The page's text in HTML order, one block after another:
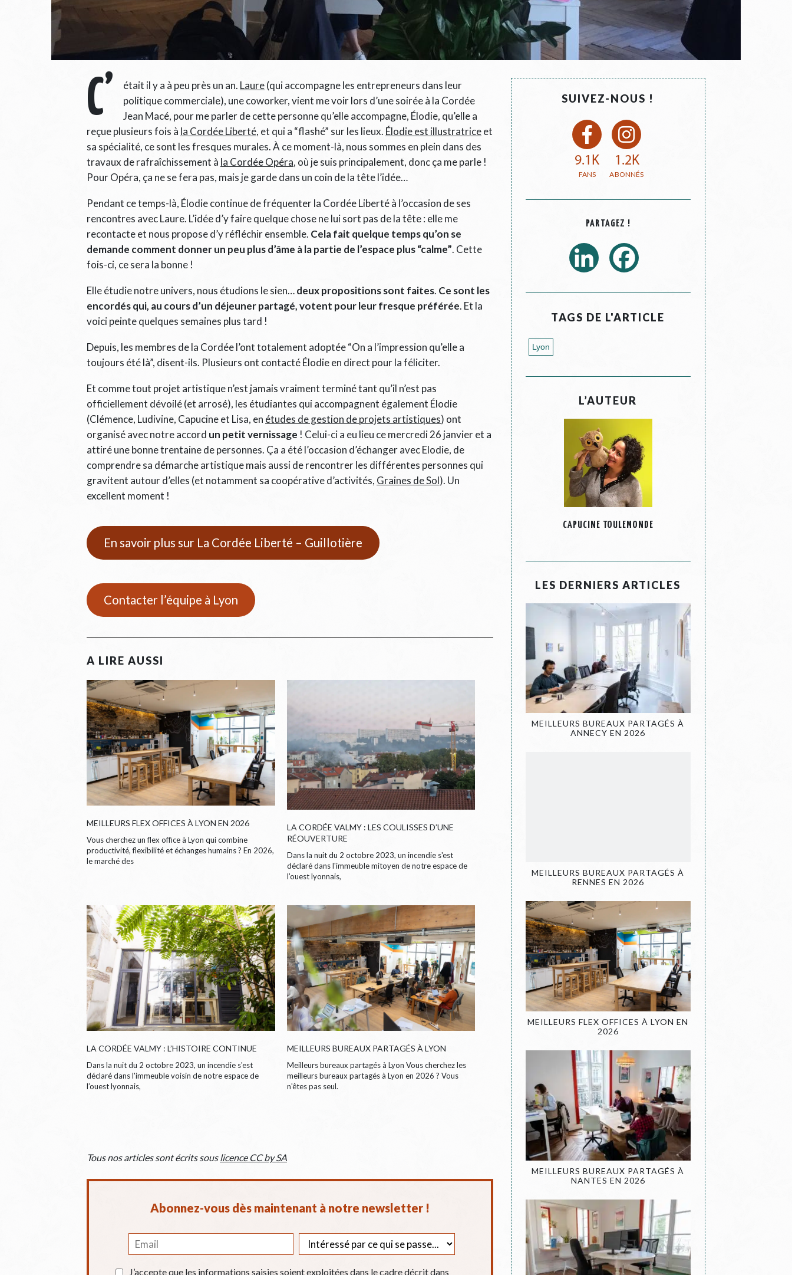
C’ était il y a à peu près un an. Laure(qui accompagne les entrepreneurs dans leur
politique commerciale), une coworker, vient me voir lors d’une soirée à la Cordée
Jean Macé, pour me parler de cette personne qu’elle accompagne, Élodie, qu’elle a
reçue plusieurs fois à la Cordée Liberté, et qui a “flashé” sur les lieux. Élodie est illustratriceet
sa spécialité, ce sont les fresques murales. À ce moment-là, nous sommes en plein dans des
travaux de rafraîchissement à la Cordée Opéra, où je suis principalement, donc ça me parle !
Pour Opéra, ça ne se fera pas, mais je garde dans un coin de la tête l’idée…
Pendant ce temps-là, Élodie continue de fréquenter la Cordée Liberté à l’occasion de ses
rencontres avec Laure. L’idée d’y faire quelque chose ne lui sort pas de la tête : elle me
recontacte et nous propose d’y réfléchir ensemble. Cela fait quelque temps qu’on se
demande comment donner un peu plus d’âme à la partie de l’espace plus “calme”. Cette
fois-ci, ce sera la bonne !
Elle étudie notre univers, nous étudions le sien…deux propositions sont faites. Ce sont les
encordés qui, au cours d’un déjeuner partagé, votent pour leur fresque préférée. Et la
voici peinte quelques semaines plus tard !
Depuis, les membres de la Cordée l’ont totalement adoptée “On a l’impression qu’elle a
toujours été là”, disent-ils. Plusieurs ont contacté Élodie en direct pour la féliciter.
Et comme tout projet artistique n’est jamais vraiment terminé tant qu’il n’est pas
officiellement dévoilé (et arrosé), les étudiantes qui accompagnent également Élodie
(Clémence, Ludivine, Capucine et Lisa, en études de gestion de projets artistiques) ont
organisé avec notre accord un petit vernissage ! Celui-ci a eu lieu ce mercredi 26 janvier et a
attiré une bonne trentaine de personnes. Ça a été l’occasion d’échanger avec Elodie, de
comprendre sa démarche artistique mais aussi de rencontrer les différentes personnes qui
gravitent autour d’elles (et notamment sa coopérative d’activités, Graines de Sol). Un
excellent moment !
En savoir plus sur La Cordée Liberté – Guillotière
Contacter l’équipe à Lyon
MEILLEURS FLEX OFFICES À LYON EN 2026
Vous cherchez un flex office à Lyon qui combine
productivité, flexibilité et échanges humains ? En 2026,
le marché des
LA CORDÉE VALMY : LES COULISSES D’UNE
RÉOUVERTURE
Dans la nuit du 2 octobre 2023, un incendie s'est
déclaré dans l'immeuble mitoyen de notre espace de
l’ouest lyonnais,
LA CORDÉE VALMY : L’HISTOIRE CONTINUE
Dans la nuit du 2 octobre 2023, un incendie s'est
déclaré dans l'immeuble voisin de notre espace de
l’ouest lyonnais,
MEILLEURS BUREAUX PARTAGÉS À LYON
Meilleurs bureaux partagés à Lyon Vous cherchez les
meilleurs bureaux partagés à Lyon en 2026 ? Vous
n'êtes pas seul.
Tous nos articles sont écrits souslicence CC by SA
Abonnez-vous dès maintenant à notre newsletter !
J’accepte que les informations saisies soient exploitées dans le cadre décrit dans
SUIVEZ-NOUS !
9.1K 1.2K
PARTAGEZ !
TAGS DE L'ARTICLE
Lyon
L’AUTEUR
CAPUCINE TOULEMONDE
LES DERNIERS ARTICLES
MEILLEURS BUREAUX PARTAGÉS À
ANNECY EN 2026
MEILLEURS BUREAUX PARTAGÉS À
RENNES EN 2026
MEILLEURS FLEX OFFICES À LYON EN
2026
MEILLEURS BUREAUX PARTAGÉS À
NANTES EN 2026